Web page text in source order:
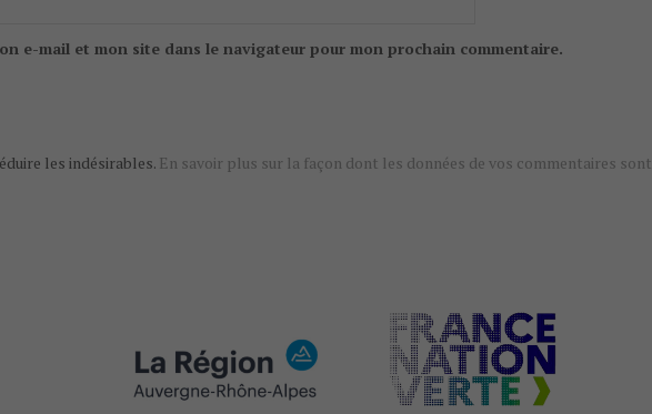
e-mail et mon site dans le navigateur pour mon prochain commentaire.
les indésirables. En savoir plus sur la façon dont les données de vos commentaires sont